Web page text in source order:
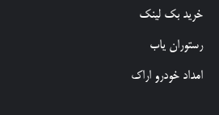
خرید بک لینک
رستوران یاب
امداد خودرو اراک